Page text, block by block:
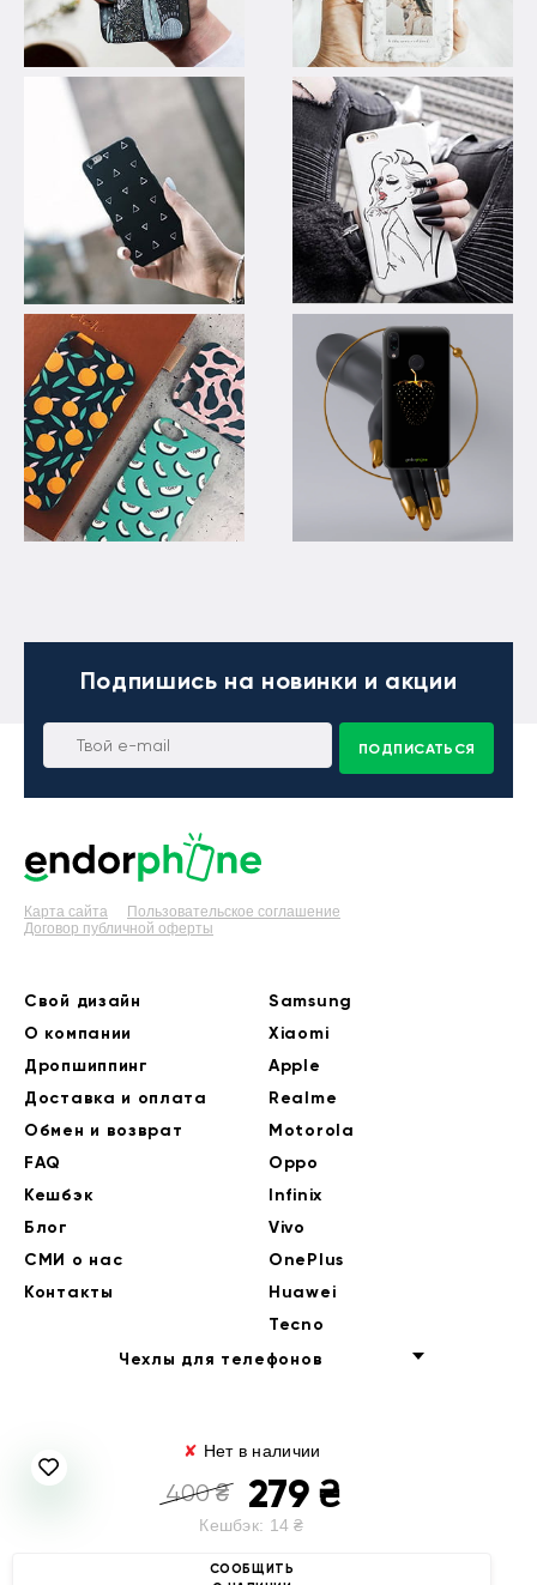
✘ Нет в наличии
400₴ 279 ₴
Кешбэк: 14 ₴
СООБЩИТЬ
Подпишись на новинки и акции
ПОДПИСАТЬСЯ
Карта сайта
Пользовательское соглашение
Договор публичной оферты
Свой дизайн
О компании
Дропшиппинг
Доставка и оплата
Обмен и возврат
FAQ
Кешбэк
Блог
СМИ о нас
Контакты
Samsung
Xiaomi
Apple
Realme
Motorola
Oppo
Infinix
Vivo
OnePlus
Huawei
Tecno
Чехлы для телефонов